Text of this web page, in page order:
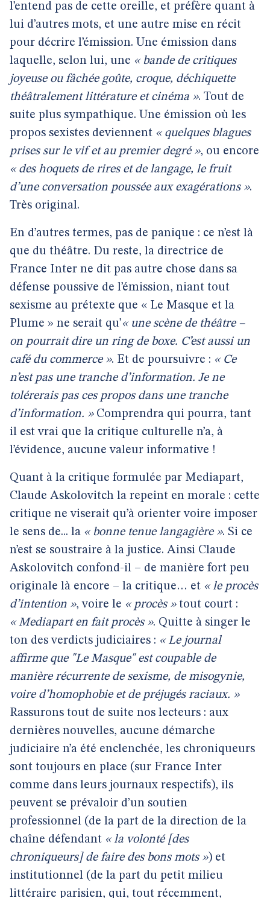
l’entend pas de cette oreille, et préfère quant à
lui d’autres mots, et une autre mise en récit
pour décrire l’émission. Une émission dans
laquelle, selon lui, une « bande de critiques
joyeuse ou fâchée goûte, croque, déchiquette
théâtralement littérature et cinéma ». Tout de
suite plus sympathique. Une émission où les
propos sexistes deviennent « quelques blagues
prises sur le vif et au premier degré », ou encore
« des hoquets de rires et de langage, le fruit
d’une conversation poussée aux exagérations ».
Très original.
En d’autres termes, pas de panique : ce n’est là
que du théâtre. Du reste, la directrice de
France Inter ne dit pas autre chose dans sa
défense poussive de l’émission, niant tout
sexisme au prétexte que « Le Masque et la
Plume » ne serait qu’« une scène de théâtre –
on pourrait dire un ring de boxe. C’est aussi un
café du commerce ». Et de poursuivre : « Ce
n’est pas une tranche d’information. Je ne
tolérerais pas ces propos dans une tranche
d’information. »Comprendra qui pourra, tant
il est vrai que la critique culturelle n’a, à
l’évidence, aucune valeur informative !
Quant à la critique formulée par Mediapart,
Claude Askolovitch la repeint en morale : cette
critique ne viserait qu’à orienter voire imposer
le sens de... la « bonne tenue langagière ». Si ce
n’est se soustraire à la justice. Ainsi Claude
Askolovitch confond-il – de manière fort peu
originale là encore – la critique… et « le procès
d’intention », voire le « procès »tout court :
« Mediapart en fait procès ». Quitte à singer le
ton des verdicts judiciaires : « Le journal
affirme que "Le Masque" est coupable de
manière récurrente de sexisme, de misogynie,
voire d’homophobie et de préjugés raciaux. »
Rassurons tout de suite nos lecteurs : aux
dernières nouvelles, aucune démarche
judiciaire n’a été enclenchée, les chroniqueurs
sont toujours en place (sur France Inter
comme dans leurs journaux respectifs), ils
peuvent se prévaloir d’un soutien
professionnel (de la part de la direction de la
chaîne défendant « la volonté [des
chroniqueurs] de faire des bons mots ») et
institutionnel (de la part du petit milieu
littéraire parisien, qui, tout récemment,